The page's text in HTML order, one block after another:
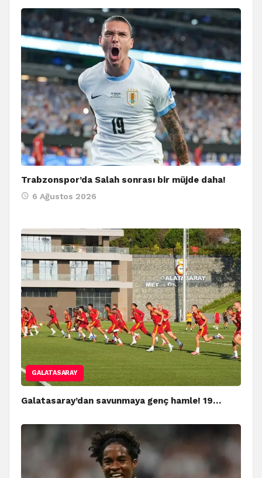
Trabzonspor’da Salah sonrası bir müjde daha!
6 Ağustos 2026
GALATASARAY
Galatasaray’dan savunmaya genç hamle! 19…